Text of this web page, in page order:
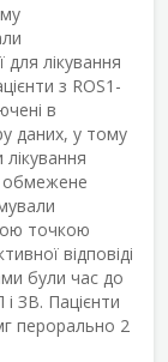
для лікування
з ROS1-
в
даних, у тому
обмежене
точкою
відповіді
були час до
і ЗВ. Пацієнти
перорально 2